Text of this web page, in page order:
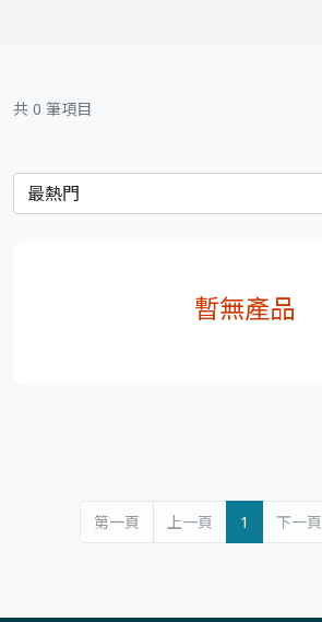
共 0 筆項目
暫無產品
第一頁 上一頁 1 下一頁